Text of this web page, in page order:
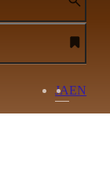
JAEN